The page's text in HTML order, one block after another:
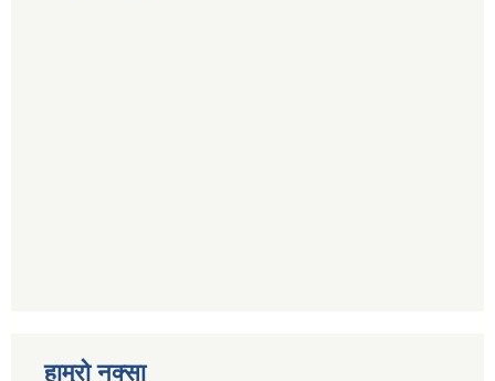
हाम्रो नक्सा